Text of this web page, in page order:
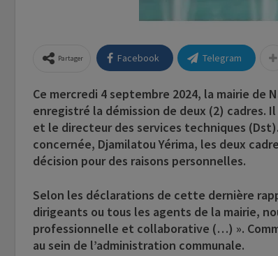
Partager Facebook Telegram
Ce mercredi 4 septembre 2024, la mairie
enregistré la démission de deux (2) cadres.
et le directeur des services techniques
concernée, Djamilatou Yérima, les deux
décision pour des raisons personnelles.
Selon les déclarations de cette dernière
dirigeants ou tous les agents de la mairie,
professionnelle et collaborative (…) ».
au sein de l’administration communale.